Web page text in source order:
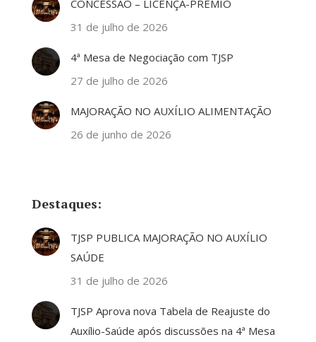
CONCESSÃO – LICENÇA-PRÊMIO
31 de julho de 2026
4ª Mesa de Negociação com TJSP
27 de julho de 2026
MAJORAÇÃO NO AUXÍLIO ALIMENTAÇÃO
26 de junho de 2026
Destaques:
TJSP PUBLICA MAJORAÇÃO NO AUXÍLIO
SAÚDE
31 de julho de 2026
TJSP Aprova nova Tabela de Reajuste do
Auxílio-Saúde após discussões na 4ª Mesa